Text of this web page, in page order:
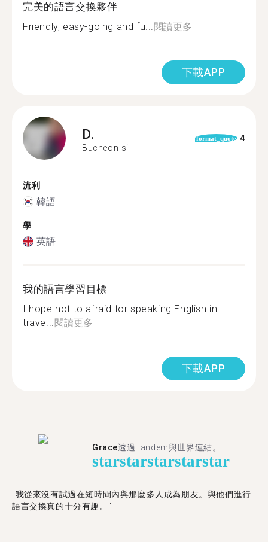
完美的語言交換夥伴
Friendly, easy-going and fu...閱讀更多
下載APP
D.
Bucheon-si
format_quote 4
流利
韓語
學
英語
我的語言學習目標
I hope not to afraid for speaking English in
trave...閱讀更多
下載APP
Grace透過Tandem與世界連結。
starstarstarstarstar
"我從來沒有試過在短時間內與那麼多人成為朋友。與他們進行
語言交換真的十分有趣。"